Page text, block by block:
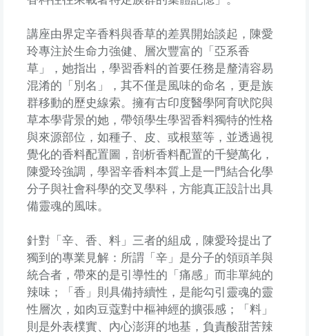
講座由界定辛香料與香草的差異開始談起，陳愛
玲專注於生命力強健、層次豐富的「亞系香
草」，她指出，學習香料的首要任務是釐清容易
混淆的「別名」，其不僅是風味的命名，更是族
群移動的歷史線索。擁有古印度醫學阿育吠陀與
草本學背景的她，帶領學生學習香料獨特的性格
與來源部位，如種子、皮、或根莖等，並透過視
覺化的香料配置圖，剖析香料配置的千變萬化，
陳愛玲強調，學習辛香料本質上是一門結合化學
分子與社會科學的交叉學科，方能真正設計出具
備靈魂的風味。
針對「辛、香、料」三者的組成，陳愛玲提出了
獨到的專業見解：所謂「辛」是分子的領頭羊與
統合者，帶來的是引導性的「痛感」而非單純的
辣味；「香」則具備持續性，是能勾引靈魂的靈
性層次，如肉豆蔻對中樞神經的擴張感；「料」
則是外表樸實、內心澎湃的地基，負責酸甜苦辣